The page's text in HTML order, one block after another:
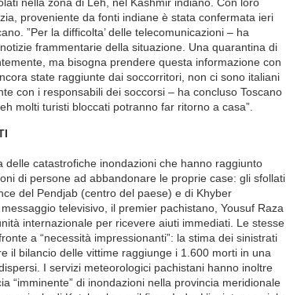
proveniente da fonti indiane è stata confermata ieri
”Per la difficolta’ delle telecomunicazioni – ha
frammentarie della situazione. Una quarantina di
ma bisogna prendere questa informazione con
state raggiunte dai soccorritori, non ci sono italiani
con i responsabili dei soccorsi – ha concluso Toscano
molti turisti bloccati potranno far ritorno a casa”.
delle catastrofiche inondazioni che hanno raggiunto
di persone ad abbandonare le proprie case: gli sfollati
del Pendjab (centro del paese) e di Khyber
televisivo, il premier pachistano, Yousuf Raza
internazionale per ricevere aiuti immediati. Le stesse
a “necessità impressionanti”: la stima dei sinistrati
il bilancio delle vittime raggiunge i 1.600 morti in una
I servizi meteorologici pachistani hanno inoltre
“imminente” di inondazioni nella provincia meridionale